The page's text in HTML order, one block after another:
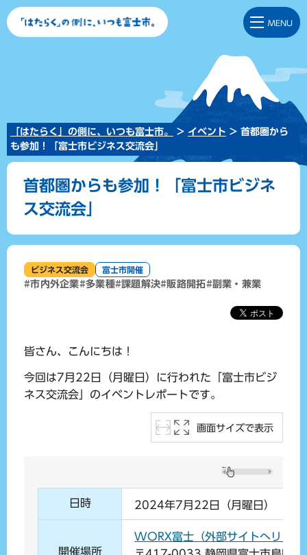
「はたらく」の側に、い
つも富士市。
MENU
「はたらく」の側に、いつも富士市。 > イベント > 首都圏から
も参加！「富士市ビジネス交流会」
首都圏からも参加！「富士市ビジネ
ス交流会」
ビジネス交流会 富士市開催
#市内外企業#多業種#課題解決#販路開拓#副業・兼業
皆さん、こんにちは！
今回は7月22日（月曜日）に行われた「富士市ビジ
ネス交流会」のイベントレポートです。
画面サイズで表示
日時 2024年7月22日（月曜日） 19
開催場所
WORX富士（外部サイトへリンク